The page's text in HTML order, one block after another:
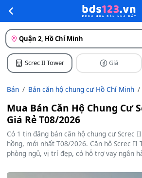
Quận 2, Hồ Chí Minh
Screc II Tower Giá
Bán Bán căn hộ chung cư Hồ Chí Minh
Mua Bán Căn Hộ Chung Cư
Giá Rẻ T08/2026
Có 1 tin đăng bán căn hộ chung cư Screc
hồng, mới nhất T08/2026. Căn hộ Screc II
phòng ngủ, vị trí đẹp, có hỗ trợ vay ngân